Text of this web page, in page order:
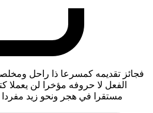
فجائز تقديمه كمسرعا ذا راحل
الفعل لا حروفه مؤخرا لن يعملا
مستقرا في هجر ونحو زيد